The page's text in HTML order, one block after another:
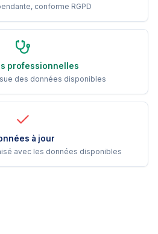
conforme RGPD
professionnelles
des données disponibles
à jour
avec les données disponibles